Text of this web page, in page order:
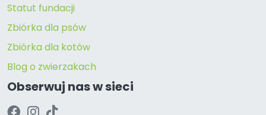
Statut fundacji
Zbiórka dla psów
Zbiórka dla kotów
Blog o zwierzakach
Obserwuj nas w sieci